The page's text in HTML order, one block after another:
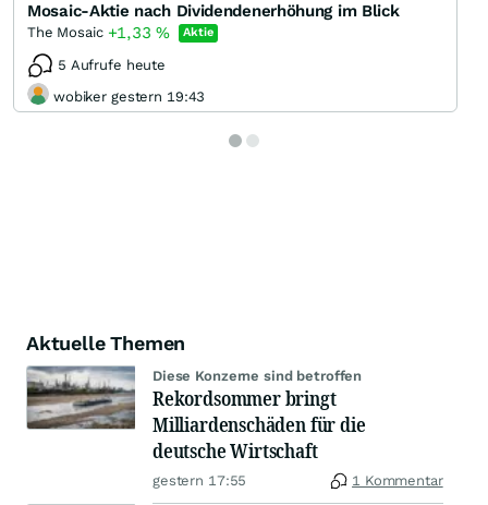
Mosaic-Aktie nach Dividendenerhöhung im Blick
The Mosaic +1,33 % Aktie
5 Aufrufe heute
wobiker gestern 19:43
Aktuelle Themen
Diese Konzerne sind betroffen
Rekordsommer bringt
Milliardenschäden für die
deutsche Wirtschaft
gestern 17:55 1 Kommentar